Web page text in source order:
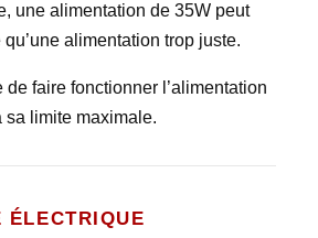
une alimentation de 35W peut
alimentation trop juste.
de faire fonctionner l’alimentation
sa limite maximale.
ÉLECTRIQUE